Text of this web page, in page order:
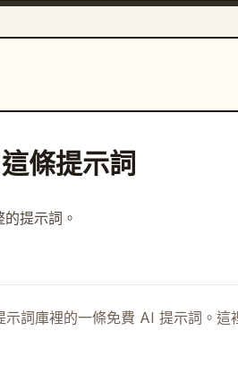
，無文字，無浮水印，16:9 比
條提示詞
提示詞。
詞庫裡的一條免費 AI 提示詞。這